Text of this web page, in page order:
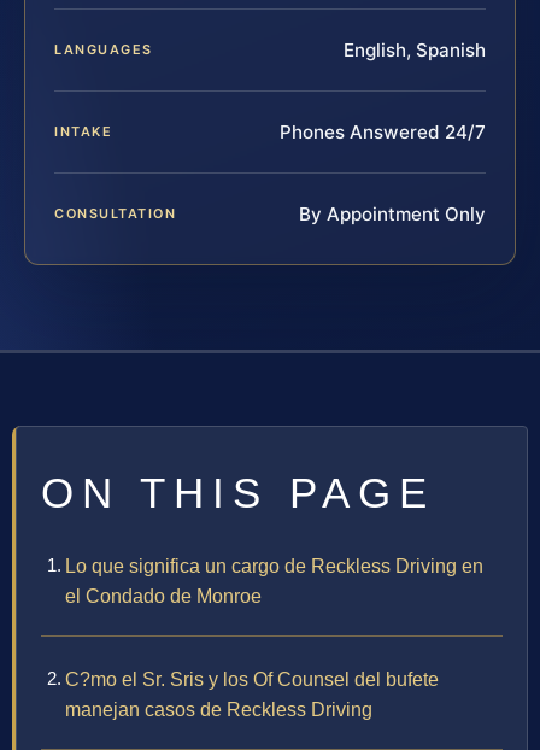
LANGUAGES English, Spanish
INTAKE Phones Answered 24/7
CONSULTATION By Appointment Only
ON THIS PAGE
Lo que significa un cargo de Reckless Driving en
el Condado de Monroe
C?mo el Sr. Sris y los Of Counsel del bufete
manejan casos de Reckless Driving